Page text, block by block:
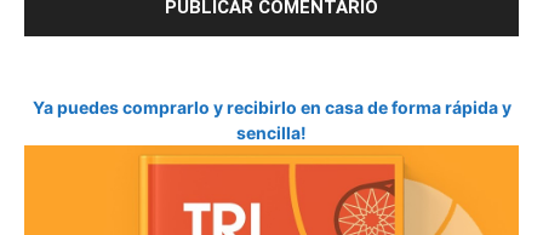
Ya puedes comprarlo y recibirlo en casa de forma rápida y
sencilla!